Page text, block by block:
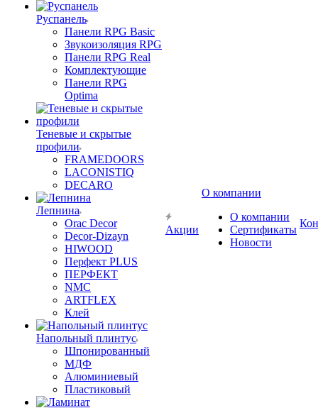
Руспанель
Панели RPG Basic
Звукоизоляция RPG
Панели RPG Real
Комплектующие
Панели RPG
Optima
Теневые и скрытые
профили
FRAMEDOORS
LACONISTIQ
DECARO
Лепнина
Orac Decor
Decor-Dizayn
HIWOOD
Перфект PLUS
ПЕРФЕКТ
NMC
ARTFLEX
Клей
Напольный плинтус
Шпонированный
МДФ
Алюминиевый
Пластиковый
Акции
О компании
О компании
Сертификаты
Новости